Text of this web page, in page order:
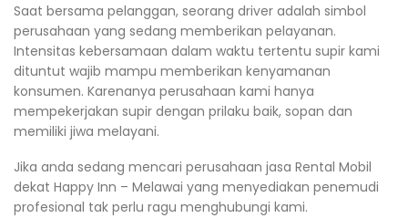
Saat bersama pelanggan, seorang driver adalah simbol
perusahaan yang sedang memberikan pelayanan.
Intensitas kebersamaan dalam waktu tertentu supir kami
dituntut wajib mampu memberikan kenyamanan
konsumen. Karenanya perusahaan kami hanya
mempekerjakan supir dengan prilaku baik, sopan dan
memiliki jiwa melayani.
Jika anda sedang mencari perusahaan jasa Rental Mobil
dekat Happy Inn – Melawai yang menyediakan penemudi
profesional tak perlu ragu menghubungi kami.